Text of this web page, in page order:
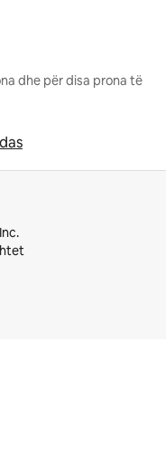
dhe për disa prona të